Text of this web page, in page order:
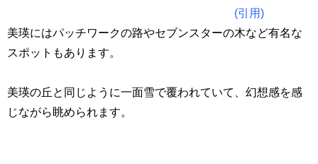
(引用)
美瑛にはパッチワークの路やセブンスターの木など有名な
スポットもあります。
美瑛の丘と同じように一面雪で覆われていて、幻想感を感
じながら眺められます。